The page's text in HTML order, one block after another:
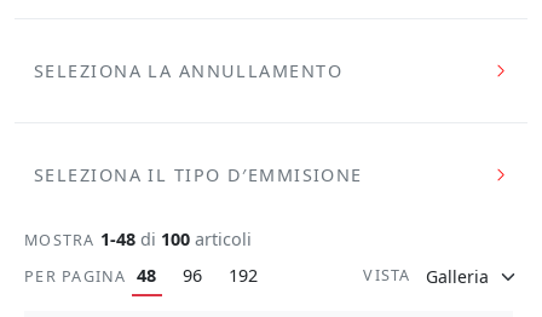
SELEZIONA LA ANNULLAMENTO
SELEZIONA IL TIPO D′EMMISIONE
MOSTRA 1-48di 100articoli
PER PAGINA 48 96 192 VISTA